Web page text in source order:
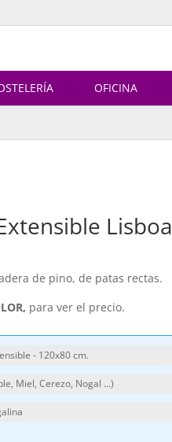
OFICINA
Lisboa
de pino, de patas rectas.
para ver el precio.